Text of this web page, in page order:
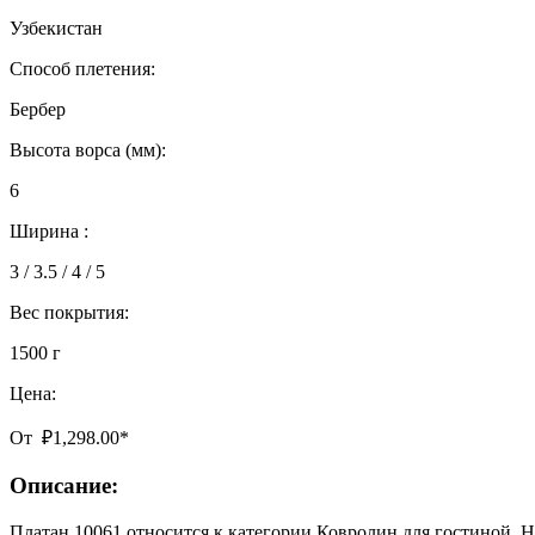
Узбекистан
Способ плетения:
Бербер
Высота ворса (мм):
6
Ширина :
3 / 3.5 / 4 / 5
Вес покрытия:
1500 г
Цена:
От ₽1,298.00*
Описание: